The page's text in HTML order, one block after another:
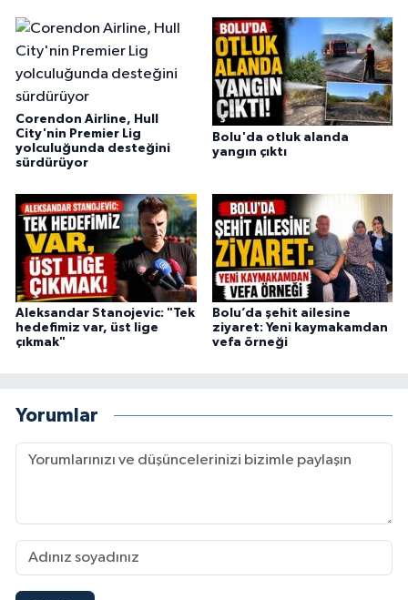
Corendon Airline, Hull
City'nin Premier Lig
yolculuğunda desteğini
sürdürüyor
Bolu'da otluk alanda
yangın çıktı
Aleksandar Stanojevic: "Tek
hedefimiz var, üst lige
çıkmak"
Bolu’da şehit ailesine
ziyaret: Yeni kaymakamdan
vefa örneği
Yorumlar